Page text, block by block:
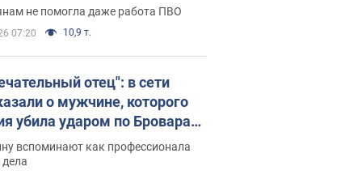
не помогла даже работа ПВО
07:20 10,9 т.
отец": в сети
о мужчине, которого
убила ударом по Броварам.
вспоминают как профессионала
дела